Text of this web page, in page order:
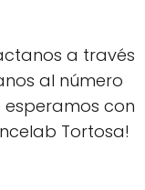
a través
al número
esperamos con
Tortosa!